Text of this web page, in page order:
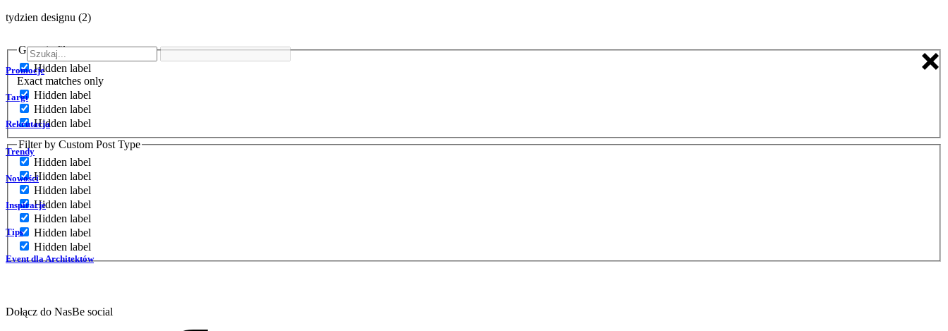
Generic filters
Hidden label
Exact matches only
Hidden label
Hidden label
Hidden label
Filter by Custom Post Type
Hidden label
Hidden label
Hidden label
Hidden label
Hidden label
Hidden label
Hidden label
tydzien designu (2)
Promocje
Targi
Rekrutacja
Trendy
Nowości
Inspiracje
Tips
Event dla Architektów
Dołącz do NasBe social